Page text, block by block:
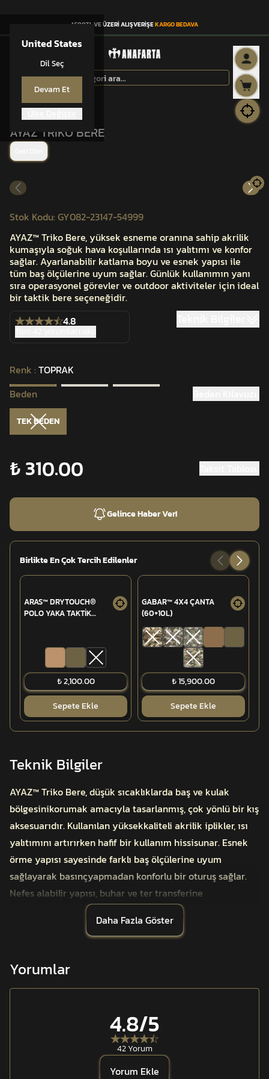
United States
Dil Seç
Devam Et
1.500TL VE ÜZERİ ALIŞVERİŞEKARGO BEDAVA
AYAZ™
AYAZ TRİKO BERE
Stok Kodu: GY082-23147-54999
AYAZ™ Triko Bere, yüksek esneme oranına sahip akrilik
kumaşıyla soğuk hava koşullarında ısı yalıtımı ve konfor
sağlar. Ayarlanabilir katlama boyu ve esnek yapısı ile
tüm baş ölçülerine uyum sağlar. Günlük kullanımın yanı
sıra operasyonel görevler ve outdoor aktiviteler için ideal
bir taktik bere seçeneğidir.
4.8
Renk : TOPRAK
Beden
TEK BEDEN
₺ 310.00
Gelince Haber Ver!
Birlikte En Çok Tercih Edilenler
ARAS™ DRYTOUCH®
POLO YAKA TAKTİK
₺ 2,100.00
Sepete Ekle
GABAR™ 4X4 ÇANTA
(60+10L)
₺ 15,900.00
Sepete Ekle
Teknik Bilgiler
AYAZ™ Triko Bere, düşük sıcaklıklarda baş ve kulak
bölgesinikorumak amacıyla tasarlanmış, çok yönlü bir kış
aksesuarıdır. Kullanılan yüksekkaliteli akrilik iplikler, ısı
yalıtımını artırırken hafif bir kullanım hissisunar. Esnek
örme yapısı sayesinde farklı baş ölçülerine uyum
sağlayarak basınçyapmadan konforlu bir oturuş sağlar.
Nefes alabilir yapısı, buhar ve ter transferine
yardımcıolarak yoğun efor sırasında oluşan nemin
tahliye edilmesini destekler. Islakkaldığında dahi kısa
sürede kuruyabilen akrilik malzeme, zorlu hava
şartlarındapratik kullanım avantajı sunar.
Ayarlanabilir katlama yapısı sayesinde bere boyu
kişiseltercihe göre uzatılabilir ya da kısaltılabilir. Balistik
görevlerde de kullanım alanını genişletir.AYAZ™ Triko
Bere; operasyonel kullanım, outdoor aktiviteler, doğa
sporları vegünlük şehir yaşamı için güvenilir bir ısı
Daha Fazla Göster
Yorumlar
4.8/5
42 Yorum
Yorum Ekle